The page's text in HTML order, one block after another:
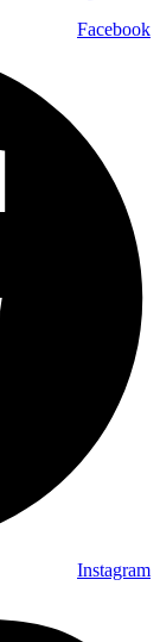
Facebook
Instagram